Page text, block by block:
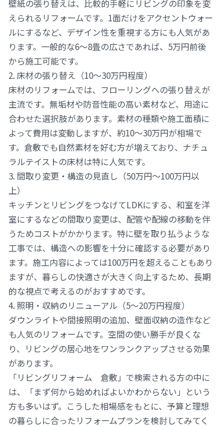
壁紙の張り替えは、比較的手軽にリビングの印象を変
えられるリフォームです。1面だけをアクセントウォー
ルにするなど、デザイン性を重視する方にも人気があ
ります。一般的な6〜8畳の広さであれば、5万円前後
から施工可能です。
2. 床材の張り替え（10〜30万円程度）
床材のリフォームでは、フローリングへの張り替えが
主流です。無垢材や防音性能の高い素材など、用途に
合わせた選択肢があります。素材の種類や施工面積に
よって費用は変動しますが、約10〜30万円が相場で
す。倉敷でも自然素材を好む方が増えており、ナチュ
ラルテイストの床材は特に人気です。
3. 間取り変更・構造の見直し（50万円〜100万円以
上）
キッチンとリビングをつなげてLDKにする、和室を洋
室にするなどの間取り変更は、配管や配線の移動を伴
うためコストがかかります。特に壁を取り払うような
工事では、構造への影響を十分に確認する必要があり
ます。施工内容によっては100万円を超えることもあり
ますが、暮らしの快適さが大きく向上するため、長期
的な視点で考えるのがおすすめです。
4. 照明・収納のリニューアル（5〜20万円程度）
ダウンライトや間接照明の追加、壁面収納の造作など
も人気のリフォームです。空間の使い勝手が良くな
り、リビングの居心地をワンランクアップさせる効果
があります。
「リビングリフォーム 倉敷」で検索される方の中に
は、「まず何から始めればよいかわからない」という
方も多いはず。こうした相場感をもとに、予算と理想
の暮らしに合ったリフォームプランを検討してみてく